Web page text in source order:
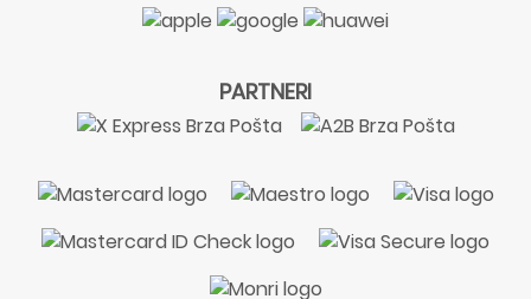
PARTNERI